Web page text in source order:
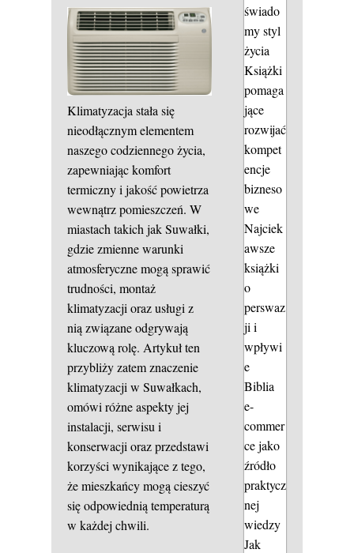
Klimatyzacja stała się
nieodłącznym elementem
naszego codziennego życia,
zapewniając komfort
termiczny i jakość powietrza
wewnątrz pomieszczeń. W
miastach takich jak Suwałki,
gdzie zmienne warunki
atmosferyczne mogą sprawić
trudności, montaż
klimatyzacji oraz usługi z
nią związane odgrywają
kluczową rolę. Artykuł ten
przybliży zatem znaczenie
klimatyzacji w Suwałkach,
omówi różne aspekty jej
instalacji, serwisu i
konserwacji oraz przedstawi
korzyści wynikające z tego,
że mieszkańcy mogą cieszyć
się odpowiednią temperaturą
w każdej chwili.
świado
my styl
życia
Książki
pomaga
jące
rozwijać
kompet
encje
bizneso
we
Najciek
awsze
książki
o
perswaz
ji i
wpływi
e
Biblia
e-
commer
ce jako
źródło
praktycz
nej
wiedzy
Jak